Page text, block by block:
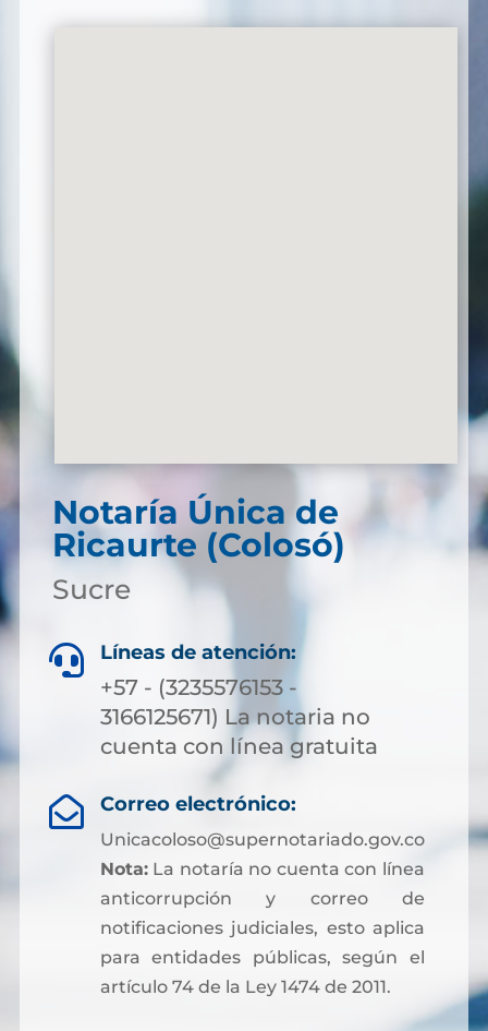
Notaría Única de
Ricaurte (Colosó)
Sucre
 Líneas de atención:
+57 - (3235576153 -
3166125671) La notaria no
cuenta con línea gratuita
 Correo electrónico:
Unicacoloso@supernotariado.gov.co
Nota:La notaría no cuenta con línea
anticorrupción y correo de
notificaciones judiciales, esto aplica
para entidades públicas, según el
artículo 74 de la Ley 1474 de 2011.